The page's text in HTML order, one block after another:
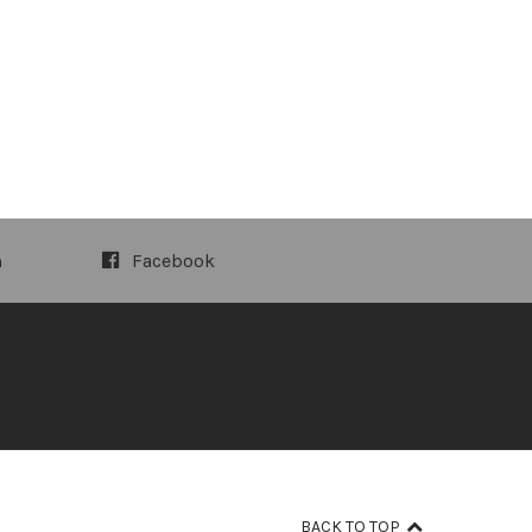
Facebook
BACK TO TOP